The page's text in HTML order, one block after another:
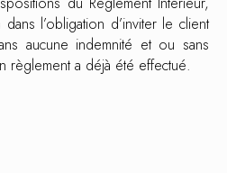
dans l’obligation d’inviter le client
aucune indemnité et ou sans
règlement a déjà été effectué.